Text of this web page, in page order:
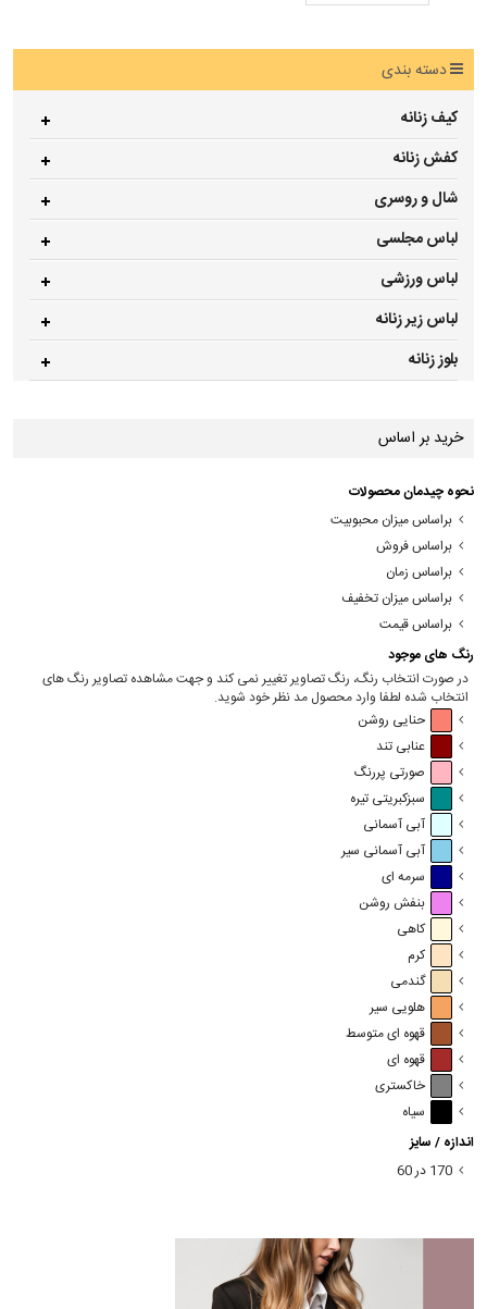
دسته بندی
کیف زنانه
کفش زنانه
شال و روسری
لباس مجلسی
لباس ورزشی
لباس زیر زنانه
بلوز زنانه
خرید بر اساس
نحوه چیدمان محصولات
براساس میزان محبوبیت
براساس فروش
براساس زمان
براساس میزان تخفیف
براساس قیمت
رنگ های موجود
در صورت انتخاب رنگ، رنگ تصاویر تغییر نمی کند و جهت مشاهده تصاویر رنگ های
انتخاب شده لطفا وارد محصول مد نظر خود شوید.
حنایی روشن
عنابی تند
صورتی پررنگ
سبزکبریتی تیره
آبی آسمانی
آبی آسمانی سیر
سرمه ای
بنفش روشن
کاهی
کرم
گندمی
هلویی سیر
قهوه ای متوسط
قهوه ای
خاکستری
سیاه
اندازه / سایز
170 در 60